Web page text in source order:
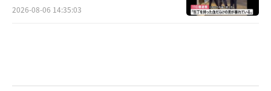
2026-08-06 14:35:03